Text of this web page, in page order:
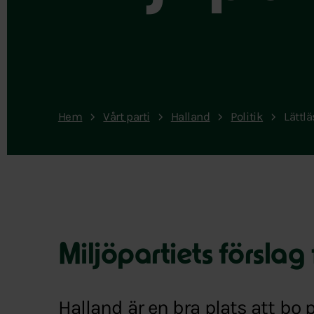
Hem Vårt parti Halland Politik
Miljöpartiets
Halland är en bra plats att bo